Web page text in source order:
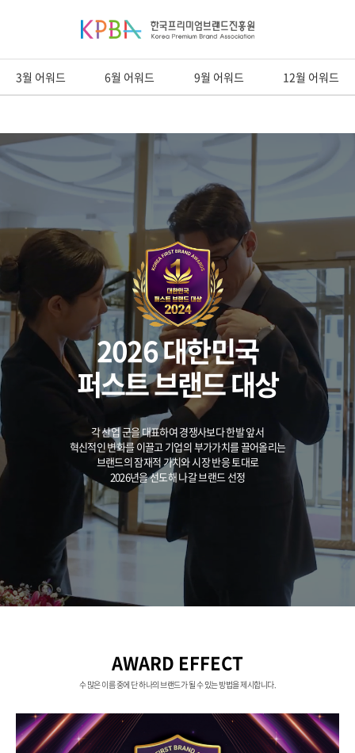
3월 어워드 6월 어워드 9월 어워드 12월 어워드
2026 대한민국
퍼스트 브랜드 대상
각 산업 군을 대표하여 경쟁사보다 한발 앞서
혁신적인 변화를 이끌고 기업의 부가가치를 끌어올리는
브랜드의 잠재적 가치와 시장 반응 토대로
2026년을 선도해 나갈 브랜드 선정
AWARD EFFECT
수 많은 이름 중에 단 하나의 브랜드가 될 수 있는 방법을 제시합니다.